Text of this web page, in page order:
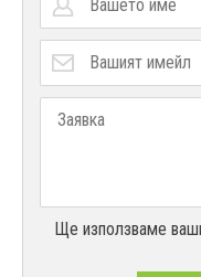
Ще използваме